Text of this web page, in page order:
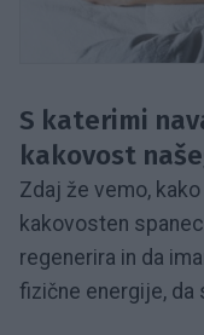
S katerimi
kakovost
Zdaj že vemo,
kakovosten
regenerira in da
fizične energije, da